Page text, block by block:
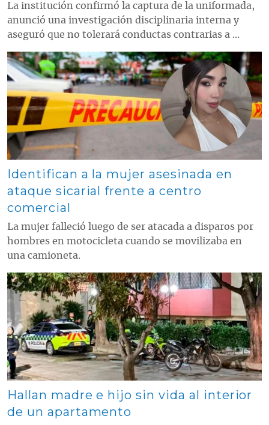
La institución confirmó la captura de la uniformada,
anunció una investigación disciplinaria interna y
aseguró que no tolerará conductas contrarias a ...
Contenido multimedia principal
Identifican a la mujer asesinada en
ataque sicarial frente a centro
comercial
La mujer falleció luego de ser atacada a disparos por
hombres en motocicleta cuando se movilizaba en
una camioneta.
Contenido multimedia principal
Hallan madre e hijo sin vida al interior
de un apartamento